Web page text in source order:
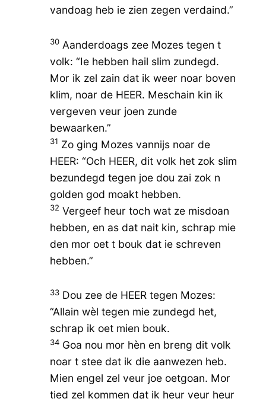
vandoag heb ie zien zegen verdaind.”
30Aanderdoags zee Mozes tegen t
volk: “Ie hebben hail slim zundegd.
Mor ik zel zain dat ik weer noar boven
klim, noar de HEER. Meschain kin ik
vergeven veur joen zunde
bewaarken.”
31 Zo ging Mozes vannijs noar de
HEER: “Och HEER, dit volk het zok slim
bezundegd tegen joe dou zai zok n
golden god moakt hebben.
32 Vergeef heur toch wat ze misdoan
hebben, en as dat nait kin, schrap mie
den mor oet t bouk dat ie schreven
hebben.”
33Dou zee de HEER tegen Mozes:
“Allain wèl tegen mie zundegd het,
schrap ik oet mien bouk.
34Goa nou mor hèn en breng dit volk
noar t stee dat ik die aanwezen heb.
Mien engel zel veur joe oetgoan. Mor
tied zel kommen dat ik heur veur heur